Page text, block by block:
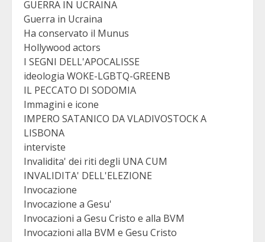
GUERRA IN UCRAINA
Guerra in Ucraina
Ha conservato il Munus
Hollywood actors
I SEGNI DELL'APOCALISSE
ideologia WOKE-LGBTQ-GREENB
IL PECCATO DI SODOMIA
Immagini e icone
IMPERO SATANICO DA VLADIVOSTOCK A
LISBONA
interviste
Invalidita' dei riti degli UNA CUM
INVALIDITA' DELL'ELEZIONE
Invocazione
Invocazione a Gesu'
Invocazioni a Gesu Cristo e alla BVM
Invocazioni alla BVM e Gesu Cristo